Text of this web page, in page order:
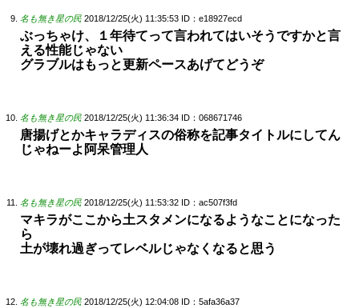
名も無き星の民 2018/12/25(火) 11:35:53 ID：e18927ecd
ぶっちゃけ、１年待てって言われてはいそうですかと言
える性能じゃない
グラブルはもっと更新ペースあげてどうぞ
名も無き星の民 2018/12/25(火) 11:36:34 ID：068671746
唐揚げとかキャラディスの俗称を記事タイトルにしてん
じゃねーよ阿呆管理人
名も無き星の民 2018/12/25(火) 11:53:32 ID：ac507f3fd
マキラがここから土スタメンになるようなことになった
ら
土が壊れ過ぎってレベルじゃなくなると思う
名も無き星の民 2018/12/25(火) 12:04:08 ID：5afa36a37